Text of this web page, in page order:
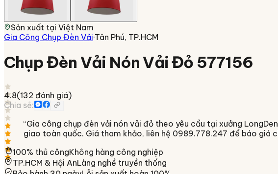
Sản xuất tại Việt Nam
Gia Công Chụp Đèn Vải·Tân Phú, TP.HCM
Chụp Đèn Vải Nón Vải Đỏ 577156
4.8(132 đánh giá)
Chia sẻ:
“Gia công chụp đèn vải nón vải đỏ theo yêu cầu tại xưởng
giao toàn quốc. Giá tham khảo, liên hệ 0989.778.247 để báo giá
100% thủ côngKhông hàng công nghiệp
TP.HCM & Hội AnLàng nghề truyền thống